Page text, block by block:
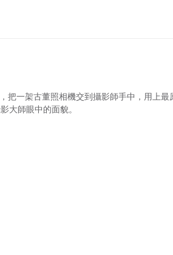
把一架古董照相機交到攝影師手中，用上最
大師眼中的面貌。